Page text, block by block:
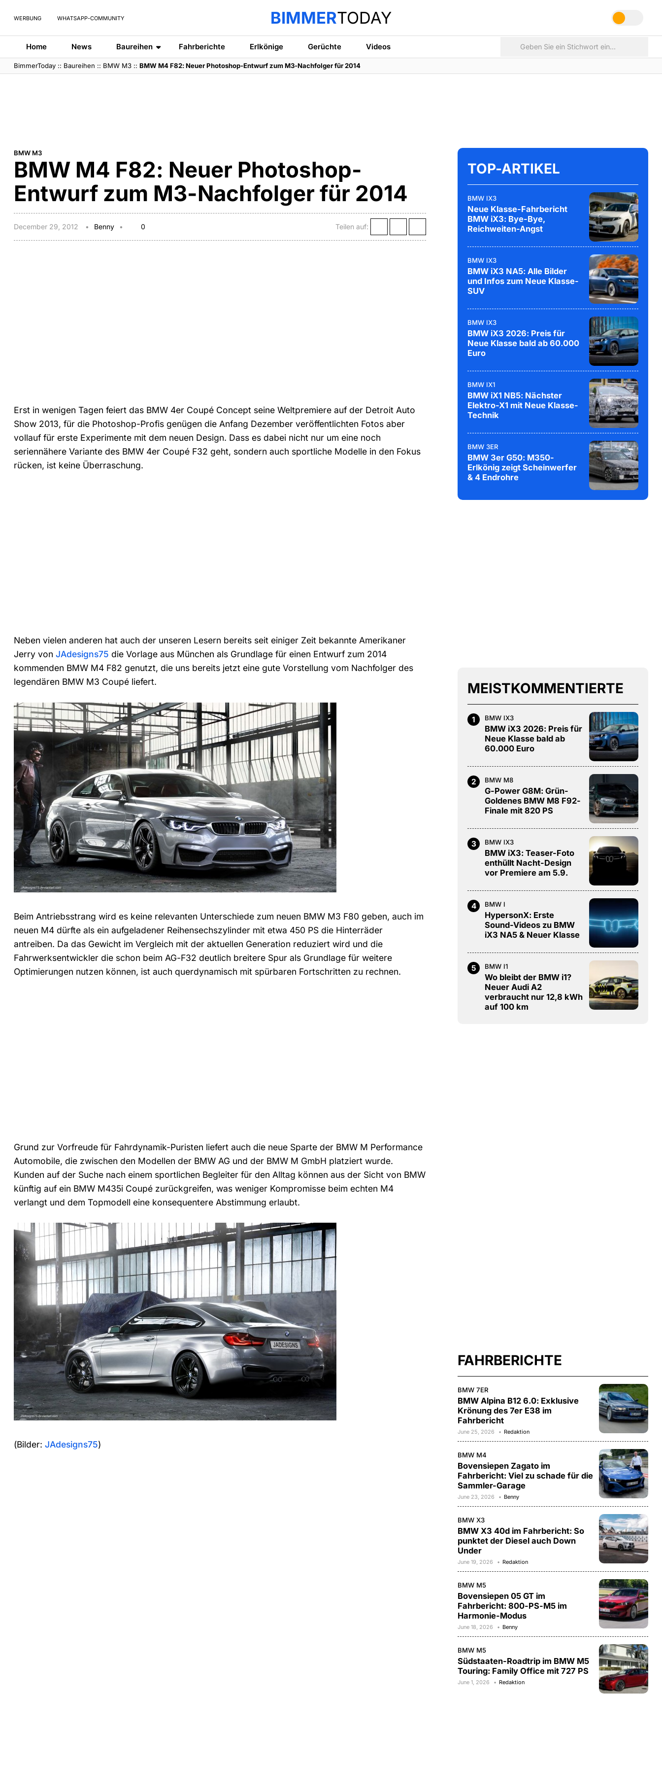
WERBUNG WHATSAPP-COMMUNITY BIMMERTODAY
Home News Baureihen Fahrberichte Erlkönige Gerüchte Videos
BimmerToday :: Baureihen :: BMW M3 ::BMW M4 F82: Neuer Photoshop-Entwurf zum M3-Nachfolger für 2014
BMW M3
BMW M4 F82: Neuer Photoshop-
Entwurf zum M3-Nachfolger für 2014
December 29, 2012 Benny 0 Teilen auf:
Erst in wenigen Tagen feiert das BMW 4er Coupé Concept seine Weltpremiere auf der Detroit Auto
Show 2013, für die Photoshop-Profis genügen die Anfang Dezember veröffentlichten Fotos aber
vollauf für erste Experimente mit dem neuen Design. Dass es dabei nicht nur um eine noch
seriennähere Variante des BMW 4er Coupé F32 geht, sondern auch sportliche Modelle in den Fokus
rücken, ist keine Überraschung.
Neben vielen anderen hat auch der unseren Lesern bereits seit einiger Zeit bekannte Amerikaner
Jerry vonJAdesigns75 die Vorlage aus München als Grundlage für einen Entwurf zum 2014
kommenden BMW M4 F82 genutzt, die uns bereits jetzt eine gute Vorstellung vom Nachfolger des
legendären BMW M3 Coupé liefert.
Beim Antriebsstrang wird es keine relevanten Unterschiede zum neuen BMW M3 F80 geben, auch im
neuen M4 dürfte als ein aufgeladener Reihensechszylinder mit etwa 450 PS die Hinterräder
antreiben. Da das Gewicht im Vergleich mit der aktuellen Generation reduziert wird und die
Fahrwerksentwickler die schon beim AG-F32 deutlich breitere Spur als Grundlage für weitere
Optimierungen nutzen können, ist auch querdynamisch mit spürbaren Fortschritten zu rechnen.
Grund zur Vorfreude für Fahrdynamik-Puristen liefert auch die neue Sparte der BMW M Performance
Automobile, die zwischen den Modellen der BMW AG und der BMW M GmbH platziert wurde.
Kunden auf der Suche nach einem sportlichen Begleiter für den Alltag können aus der Sicht von BMW
künftig auf ein BMW M435i Coupé zurückgreifen, was weniger Kompromisse beim echten M4
verlangt und dem Topmodell eine konsequentere Abstimmung erlaubt.
(Bilder:JAdesigns75)
TOP-ARTIKEL
BMW IX3
Neue Klasse-Fahrbericht
BMW iX3: Bye-Bye,
Reichweiten-Angst
BMW IX3
BMW iX3 NA5: Alle Bilder
und Infos zum Neue Klasse-
SUV
BMW IX3
BMW iX3 2026: Preis für
Neue Klasse bald ab 60.000
Euro
BMW IX1
BMW iX1 NB5: Nächster
Elektro-X1 mit Neue Klasse-
Technik
BMW 3ER
BMW 3er G50: M350-
Erlkönig zeigt Scheinwerfer
& 4 Endrohre
MEISTKOMMENTIERTE
1 BMW IX3
BMW iX3 2026: Preis für
Neue Klasse bald ab
60.000 Euro
2 BMW M8
G-Power G8M: Grün-
Goldenes BMW M8 F92-
Finale mit 820 PS
3 BMW IX3
BMW iX3: Teaser-Foto
enthüllt Nacht-Design
vor Premiere am 5.9.
4 BMW I
HypersonX: Erste
Sound-Videos zu BMW
iX3 NA5 & Neuer Klasse
5 BMW I1
Wo bleibt der BMW i1?
Neuer Audi A2
verbraucht nur 12,8 kWh
auf 100 km
FAHRBERICHTE
BMW 7ER
BMW Alpina B12 6.0: Exklusive
Krönung des 7er E38 im
Fahrbericht
June 25, 2026 Redaktion
BMW M4
Bovensiepen Zagato im
Fahrbericht: Viel zu schade für die
Sammler-Garage
June 23, 2026 Benny
BMW X3
BMW X3 40d im Fahrbericht: So
punktet der Diesel auch Down
Under
June 19, 2026 Redaktion
BMW M5
Bovensiepen 05 GT im
Fahrbericht: 800-PS-M5 im
Harmonie-Modus
June 18, 2026 Benny
BMW M5
Südstaaten-Roadtrip im BMW M5
Touring: Family Office mit 727 PS
June 1, 2026 Redaktion